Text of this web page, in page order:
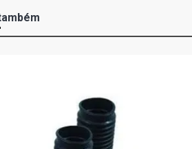
GOL G3 STD HATCH 1.0
(2000 - 2004)